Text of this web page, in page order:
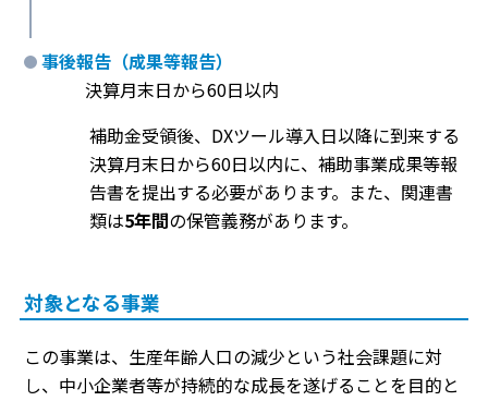
事後報告（成果等報告）
決算月末日から60日以内
補助金受領後、DXツール導入日以降に到来する
決算月末日から60日以内に、補助事業成果等報
告書を提出する必要があります。また、関連書
類は5年間の保管義務があります。
対象となる事業
この事業は、生産年齢人口の減少という社会課題に対
し、中小企業者等が持続的な成長を遂げることを目的と